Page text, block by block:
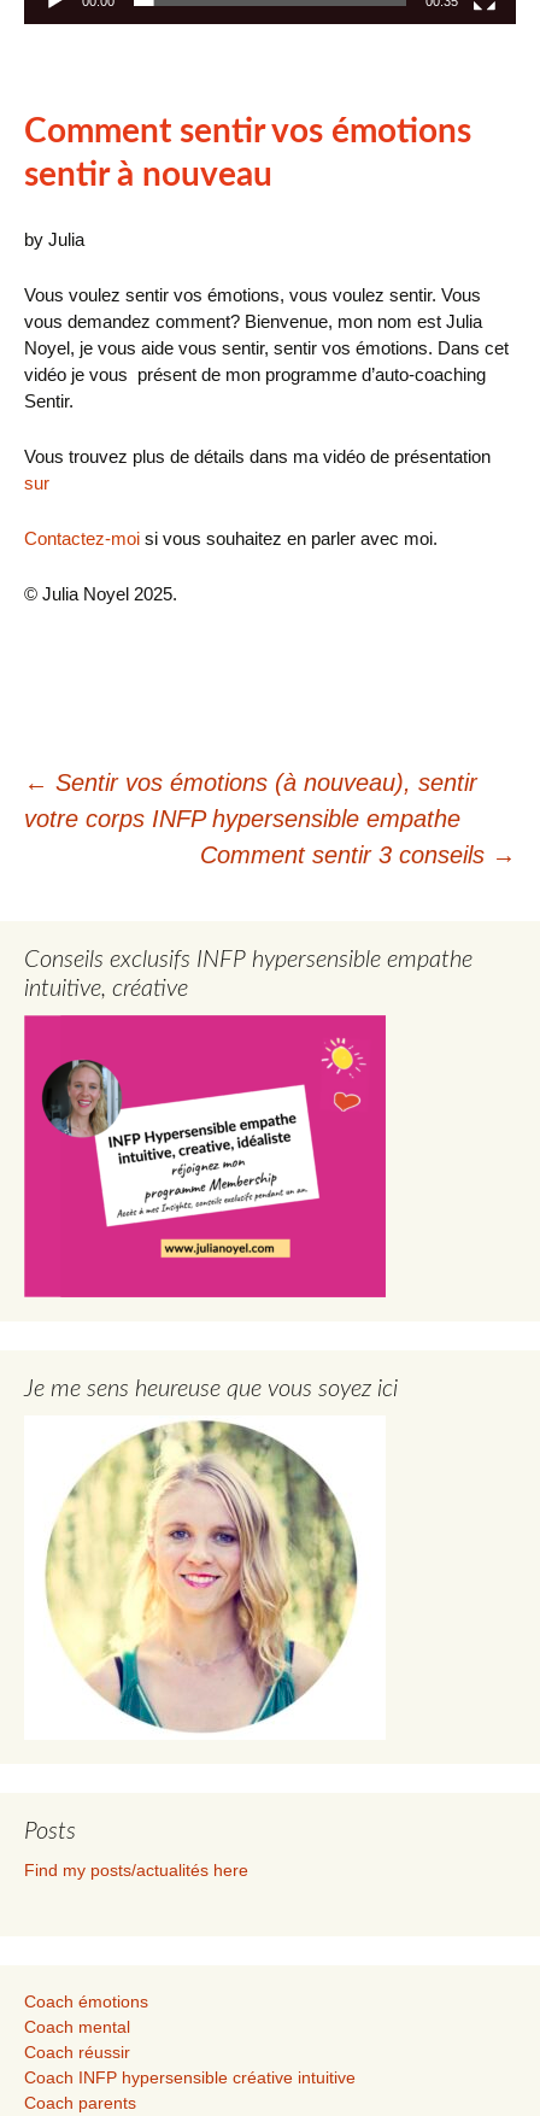
Comment sentir vos émotions
sentir à nouveau
by Julia
Vous voulez sentir vos émotions, vous voulez sentir. Vous
vous demandez comment? Bienvenue, mon nom est Julia
Noyel, je vous aide vous sentir, sentir vos émotions. Dans cet
vidéo je vous présent de mon programme d’auto-coaching
Sentir.
Vous trouvez plus de détails dans ma vidéo de présentation
sur
Contactez-moi si vous souhaitez en parler avec moi.
© Julia Noyel 2025.
Navigation
des
← Sentir vos émotions (à nouveau), sentir
votre corps INFP hypersensible empathe
Comment sentir 3 conseils →
Conseils exclusifs INFP hypersensible empathe
intuitive, créative
Je me sens heureuse que vous soyez ici
Posts
Find my posts/actualités here
Coach émotions
Coach mental
Coach réussir
Coach INFP hypersensible créative intuitive
Coach parents